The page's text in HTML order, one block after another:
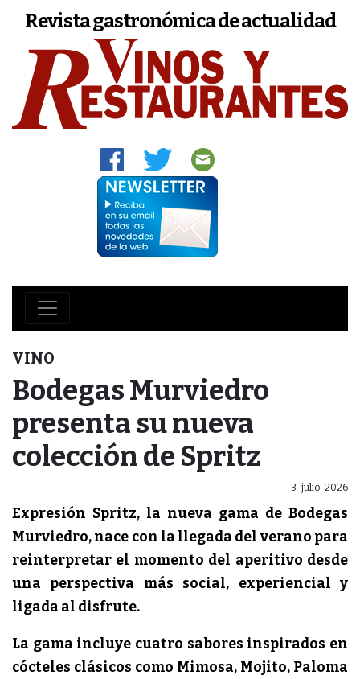
Revista gastronómica de actualidad
VINO
Bodegas Murviedro
presenta su nueva
colección de Spritz
3-julio-2026
Expresión Spritz, la nueva gama de Bodegas
Murviedro, nace con la llegada del verano para
reinterpretar el momento del aperitivo desde
una perspectiva más social, experiencial y
ligada al disfrute.
La gama incluye cuatro sabores inspirados en
cócteles clásicos como Mimosa, Mojito, Paloma